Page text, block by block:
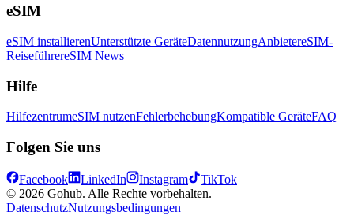
eSIM
eSIM installierenUnterstützte GeräteDatennutzungAnbietereSIM-
ReiseführereSIM News
Hilfe
HilfezentrumeSIM nutzenFehlerbehebungKompatible GeräteFAQ
Folgen Sie uns
Facebook LinkedIn Instagram
TikTok
© 2026 Gohub. Alle Rechte vorbehalten.
DatenschutzNutzungsbedingungen